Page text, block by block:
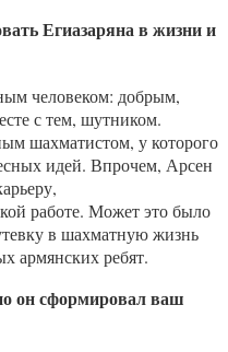
Егиазаряна в жизни и
человеком: добрым,
с тем, шутником.
шахматистом, у которого
идей. Впрочем, Арсен
работе. Может это было
в шахматную жизнь
армянских ребят.
он сформировал ваш